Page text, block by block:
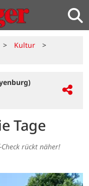
> Kultur
>
Tage
rückt näher!